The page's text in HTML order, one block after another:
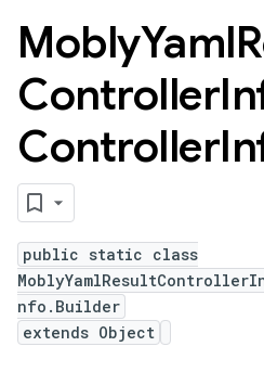
MoblyYaml
Controller
Controller
public static class
nfo.Builder
extends Object